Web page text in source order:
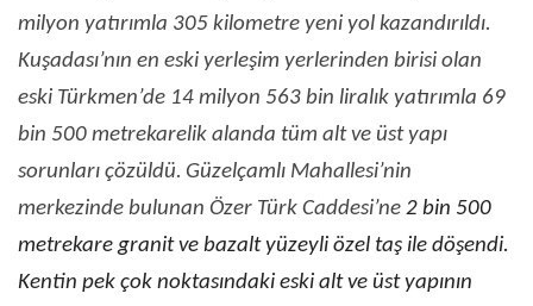
milyon yatırımla 305 kilometre yeni yol kazandırıldı.
Kuşadası’nın en eski yerleşim yerlerinden birisi olan
eski Türkmen’de 14 milyon 563 bin liralık yatırımla 69
bin 500 metrekarelik alanda tüm alt ve üst yapı
sorunları çözüldü. Güzelçamlı Mahallesi’nin
merkezinde bulunan Özer Türk Caddesi’ne 2 bin 500
metrekare granit ve bazalt yüzeyli özel taş ile döşendi.
Kentin pek çok noktasındaki eski alt ve üst yapının